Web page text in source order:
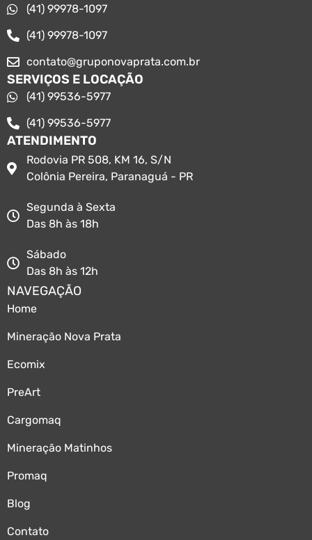
(41) 99978-1097
(41) 99978-1097
contato@gruponovaprata.com.br
SERVIÇOS E LOCAÇÃO
(41) 99536-5977
(41) 99536-5977
ATENDIMENTO
Rodovia PR 508, KM 16, S/N
Colônia Pereira, Paranaguá - PR
Segunda à Sexta
Das 8h às 18h
Sábado
Das 8h às 12h
NAVEGAÇÃO
Home
Mineração Nova Prata
Ecomix
PreArt
Cargomaq
Mineração Matinhos
Promaq
Blog
Contato